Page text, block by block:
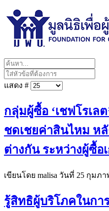
แสดง #
กลุ่มผู้ซื้อ ‘เชฟโรเล
ชดเชยค่าสินไหม ห
ต่างกัน ระหว่างผู้ซื้อ
เขียนโดย malisa วันที่ 25 กุมภา
รู้สิทธิผู้บริโภคในกา